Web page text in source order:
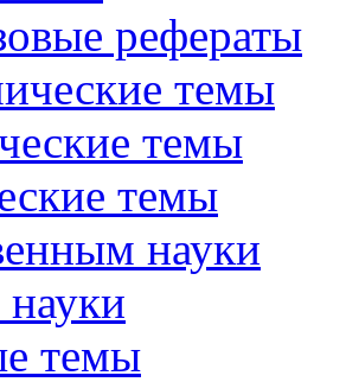
рефераты
темы
темы
темы
науки
темы